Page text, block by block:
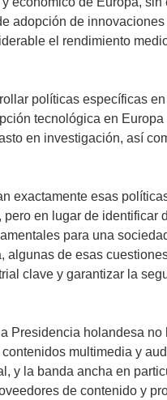
adopción de
el rendimiento
políticas específicas
tecnológica en
en investigación, así
exactamente esas
en lugar de identificar
para una
algunas de esas
clave y garantizar la
Presidencia holandesa
multimedia y
y la banda ancha en
de contenido y